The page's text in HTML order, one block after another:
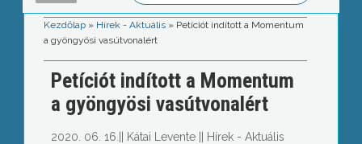
Kezdőlap » Hírek - Aktuális » Petíciót indított a Momentum
a gyöngyösi vasútvonalért
Petíciót indított a Momentum
a gyöngyösi vasútvonalért
2020. 06. 16. Kátai Levente|| Hírek - Aktuális